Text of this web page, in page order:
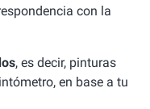
con la
, es decir, pinturas
en base a tu